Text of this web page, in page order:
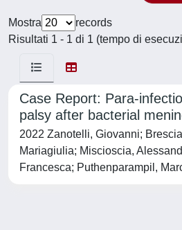
Mostra
records
Risultati 1 - 1 di 1 (tempo di
Case Report: Para-
palsy after bacterial
2022 Zanotelli, Giovanni;
Mariagiulia; Miscioscia,
Francesca; Puthenparampil,